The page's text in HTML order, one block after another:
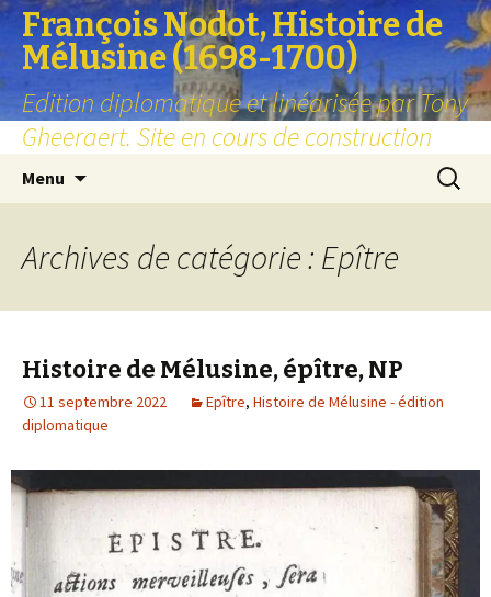
François Nodot, Histoire de
Mélusine (1698-1700)
Edition diplomatique et linéarisée par Tony
Gheeraert. Site en cours de construction
Menu
Archives de catégorie : Epître
Histoire de Mélusine, épître, NP
11 septembre 2022 Epître, Histoire de Mélusine - édition
diplomatique